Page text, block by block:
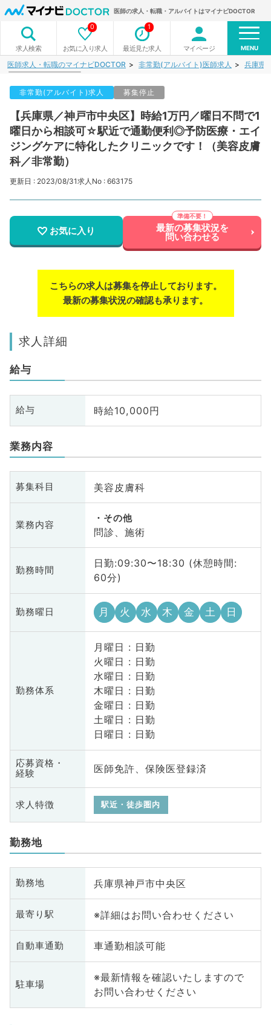
医師の求人・転職・アルバイトはマイナビDOCTOR
求人検索 お気に入り求人
0
最近見た求人
1
マイページ MENU
医師求人・転職のマイナビDOCTOR 非常勤(アルバイト)医師求人 兵庫県
非常勤(アルバイト)求人 募集停止
【兵庫県／神戸市中央区】時給1万円／曜日不問で1
曜日から相談可☆駅近で通勤便利◎予防医療・エイ
ジングケアに特化したクリニックです！（美容皮膚
科／非常勤）
更新日 : 2023/08/31求人No : 663175
お気に入り 最新の募集状況を
問い合わせる
こちらの求人は募集を停止しております。
最新の募集状況の確認も承ります。
求人詳細
給与
給与 時給10,000円
業務内容
募集科目 美容皮膚科
業務内容
その他
問診、施術
勤務時間
日勤:09:30〜18:30 (休憩時間:
60分)
勤務曜日 月 火 水 木 金 土 日
勤務体系
月曜日 : 日勤
火曜日 : 日勤
水曜日 : 日勤
木曜日 : 日勤
金曜日 : 日勤
土曜日 : 日勤
日曜日 : 日勤
応募資格・
経験
医師免許、保険医登録済
求人特徴 駅近・徒歩圏内
勤務地
勤務地 兵庫県神戸市中央区
最寄り駅 ※詳細はお問い合わせください
自動車通勤 車通勤相談可能
駐車場
※最新情報を確認いたしますので
お問い合わせください